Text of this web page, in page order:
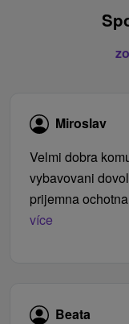
Miroslav
Velmi dobra
vybavovani
prijemna
více
Beata